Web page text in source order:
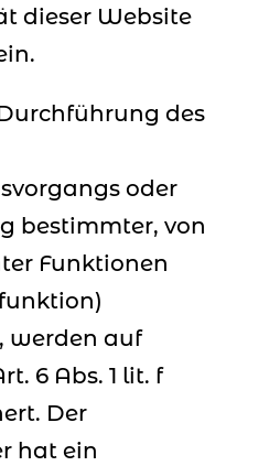
dieser Website
des
oder
bestimmter, von
Funktionen
werden auf
6 Abs. 1 lit. f
Der
hat ein